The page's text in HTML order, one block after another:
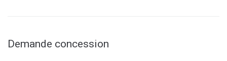
Demande concession